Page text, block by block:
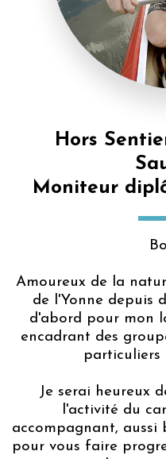
Hors
Moniteur
Amoureux de la
de l'Yonne depuis
d'abord pour mon
encadrant des
particuliers
Je serai heureux
l'activité du
accompagnant, aussi
pour vous faire